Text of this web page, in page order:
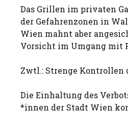
Das Grillen im privaten
der Gefahrenzonen in
Wien mahnt aber
Vorsicht im Umgang mit
Zwtl.: Strenge Kontrollen
Die Einhaltung des
*innen der Stadt Wien